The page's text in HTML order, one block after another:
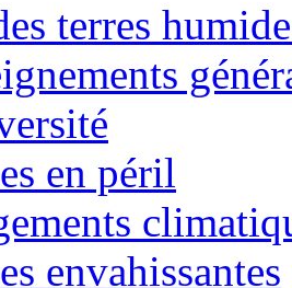
terres
en péril
envahissantes